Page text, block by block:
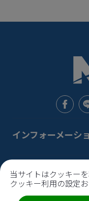
インフォーメーシ
新着情報
サービス
お問い合わせ窓口
本社 〒120-
当サイトはクッキー
クッキー利用の設定